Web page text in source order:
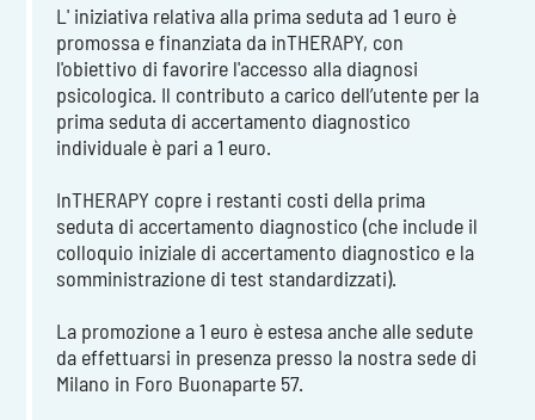
L' iniziativa relativa alla prima seduta ad 1 euro è
promossa e finanziata da inTHERAPY, con
l'obiettivo di favorire l'accesso alla diagnosi
psicologica. Il contributo a carico dell’utente per la
prima seduta di accertamento diagnostico
individuale è pari a 1 euro.
InTHERAPY copre i restanti costi della prima
seduta di accertamento diagnostico (che include il
colloquio iniziale di accertamento diagnostico e la
somministrazione di test standardizzati).
La promozione a 1 euro è estesa anche alle sedute
da effettuarsi in presenza presso la nostra sede di
Milano in Foro Buonaparte 57.